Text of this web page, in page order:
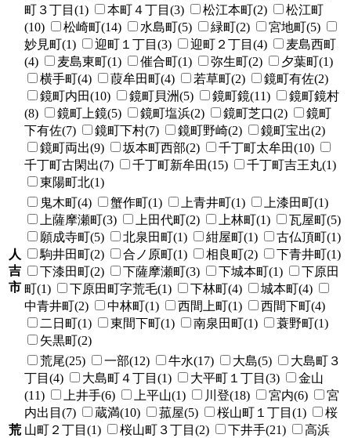
町３丁目(1)
本町４丁目(3) 松江本町(2)
松江町
(10)
松崎町(14) 水島町(5) 緑町(2)
宮地町(5)
妙見町(1)
迎町１丁目(3) 迎町２丁目(4)
麦島西町
(4)
麦島東町(1) 催合町(1) 弥生町(2)
夕葉町(1)
横手町(4)
葭牟田町(4) 若草町(2)
鏡町有佐(2)
鏡町内田(10)
鏡町貝洲(5) 鏡町鏡(11)
鏡町鏡村
(8)
鏡町上鏡(5) 鏡町塩浜(2) 鏡町芝口(2)
鏡町
下有佐(7)
鏡町下村(7) 鏡町野崎(2)
鏡町宝出(2)
鏡町両出(9)
坂本町西部(2)
千丁町太牟田(10)
千丁町古閑出(7)
千丁町新牟田(15)
千丁町吉王丸(1)
東陽町北(1)
人
吉
市
鬼木町(4) 蟹作町(1) 上青井町(1)
上漆田町(1)
上薩摩瀬町(3)
上田代町(2) 上林町(1)
瓦屋町(5)
願成寺町(5)
北泉田町(1) 紺屋町(1)
古仏頂町(1)
駒井田町(2)
合ノ原町(1) 相良町(2)
下青井町(1)
下漆田町(2)
下薩摩瀬町(3) 下城本町(1)
下原田
町(1)
下原田町字荒毛(1) 下林町(4)
城本町(4)
中青井町(2)
中林町(1) 西間上町(1)
西間下町(4)
二日町(1)
東間下町(1) 南泉田町(1)
蓑野町(1)
矢黒町(2)
荒
荒尾(25) 一部(12) 牛水(17) 大島(5)
大島町３
丁目(4)
大島町４丁目(1) 大平町１丁目(3)
金山
(11)
上井手(6) 上平山(1) 川登(18) 宮内(6)
宮
内出目(7)
蔵満(10) 菰屋(5) 桜山町１丁目(1)
桜
山町２丁目(1)
桜山町３丁目(2) 下井手(21)
高浜